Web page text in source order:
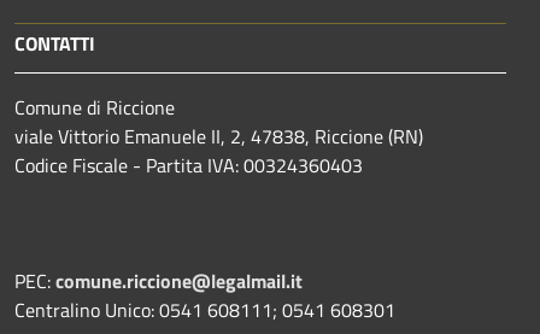
CONTATTI
Comune di Riccione
viale Vittorio Emanuele II, 2, 47838, Riccione (RN)
Codice Fiscale - Partita IVA: 00324360403
PEC:comune.riccione@legalmail.it
Centralino Unico: 0541 608111; 0541 608301